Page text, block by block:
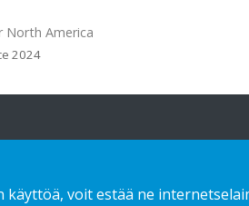
North America
2024
Mitä tarjoamme
Sustainable choice
käyttöä, voit estää ne